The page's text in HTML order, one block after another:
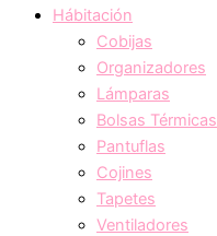
Hábitación
Cobijas
Organizadores
Lámparas
Bolsas Térmicas
Pantuflas
Cojines
Tapetes
Ventiladores